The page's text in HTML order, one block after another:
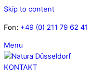
Skip to content
Fon: +49 (0) 211 79 62 41
Menu
KONTAKT